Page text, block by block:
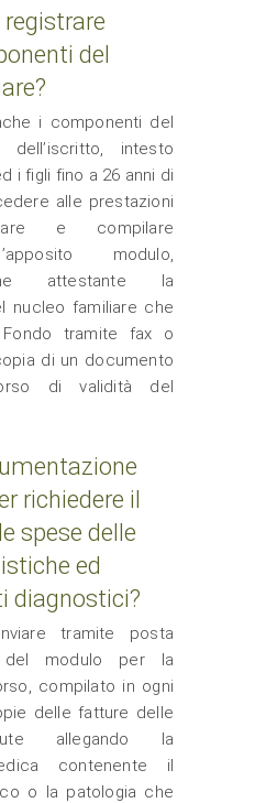
del
i componenti del
dell’iscritto, intesto
i figli fino a 26 anni di
alle prestazioni
e compilare
modulo,
attestante la
nucleo familiare che
tramite fax o
di un documento
di validità del
richiedere il
spese delle
ed
diagnostici?
tramite posta
del modulo per la
compilato in ogni
delle fatture delle
allegando la
contenente il
o la patologia che